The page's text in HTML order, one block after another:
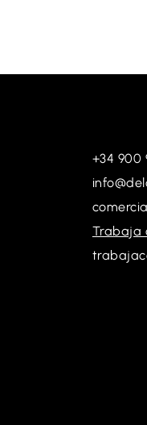
+34 900
Trabaja